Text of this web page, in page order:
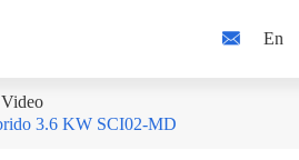
 En
Video
3.6 KW SCI02-MD